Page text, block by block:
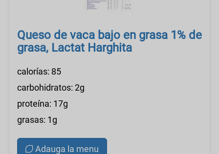
Queso de vaca bajo en grasa 1% de
grasa, Lactat Harghita
calorías: 85
carbohidratos: 2g
proteína: 17g
grasas: 1g
Adauga la menu